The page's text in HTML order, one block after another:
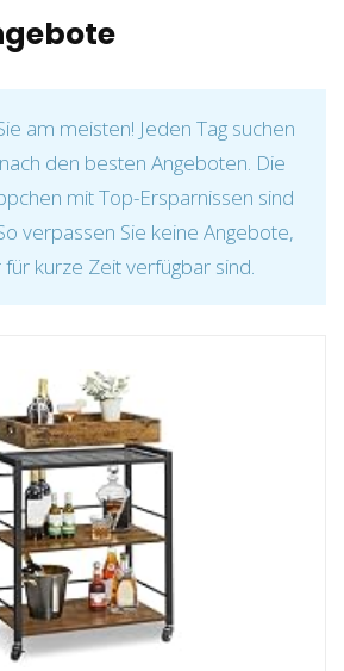
am meisten! Jeden Tag suchen
den besten Angeboten. Die
mit Top-Ersparnissen sind
verpassen Sie keine Angebote,
kurze Zeit verfügbar sind.